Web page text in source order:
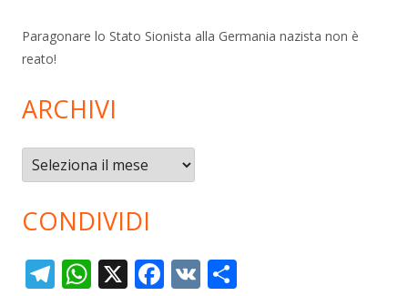
Paragonare lo Stato Sionista alla Germania nazista non è
reato!
ARCHIVI
Archivi
CONDIVIDI
T W X F V